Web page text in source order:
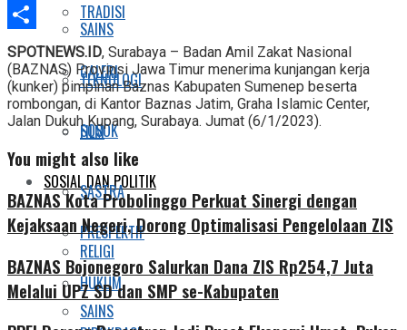
SAINS
TEKNOLOGI
SOSOK
SOSIAL DAN POLITIK
PRESPEKTIF
HUKUM
TRADISI
GALERI
FILM
SASTRA
RELIGI
SAINS
Telegram
Share
SPOTNEWS.ID, Surabaya – Badan Amil Zakat Nasional
(BAZNAS) Provinsi Jawa Timur menerima kunjangan kerja
(kunker) pimpinan Baznas Kabupaten Sumenep beserta
rombongan, di Kantor Baznas Jatim, Graha Islamic Center,
Jalan Dukuh Kupang, Surabaya. Jumat (6/1/2023).
You might also like
BAZNAS Kota Probolinggo Perkuat Sinergi dengan
Kejaksaan Negeri, Dorong Optimalisasi Pengelolaan ZIS
BAZNAS Bojonegoro Salurkan Dana ZIS Rp254,7 Juta
Melalui UPZ SD dan SMP se-Kabupaten